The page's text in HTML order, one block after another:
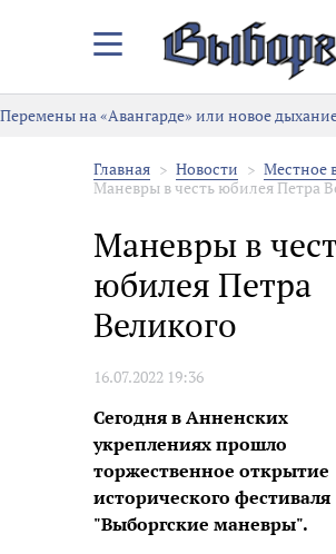
Закрыть/
меню
Перемены на «Авангарде» или новое
Главная Новости
Местное
Маневры в честь юбилея Петра
Маневры в
юбилея Петра
Великого
16.07.2022 19:36
Сегодня в Анненских
укреплениях прошло
торжественное открытие
исторического фестиваля
"Выборгские маневры".